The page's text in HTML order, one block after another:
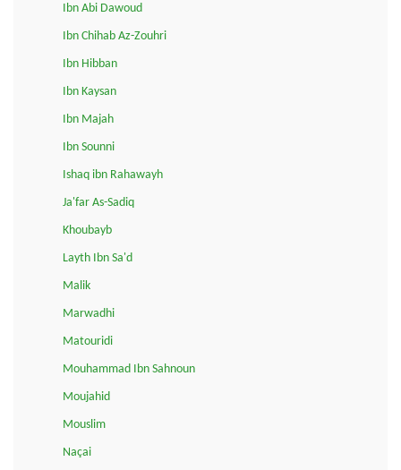
Ibn Abi Dawoud
Ibn Chihab Az-Zouhri
Ibn Hibban
Ibn Kaysan
Ibn Majah
Ibn Sounni
Ishaq ibn Rahawayh
Ja'far As-Sadiq
Khoubayb
Layth Ibn Sa'd
Malik
Marwadhi
Matouridi
Mouhammad Ibn Sahnoun
Moujahid
Mouslim
Naçai